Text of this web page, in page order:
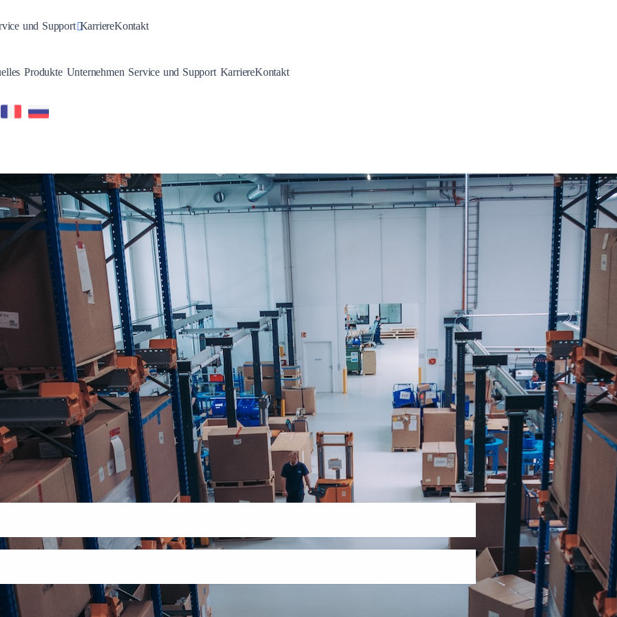
Dropdown
und SupportToggle Dropdown
KarriereKontakt
Toggle Dropdown
ProdukteToggle Dropdown
UnternehmenToggle Dropdown
Service und SupportToggle Dropdown
KarriereKontakt